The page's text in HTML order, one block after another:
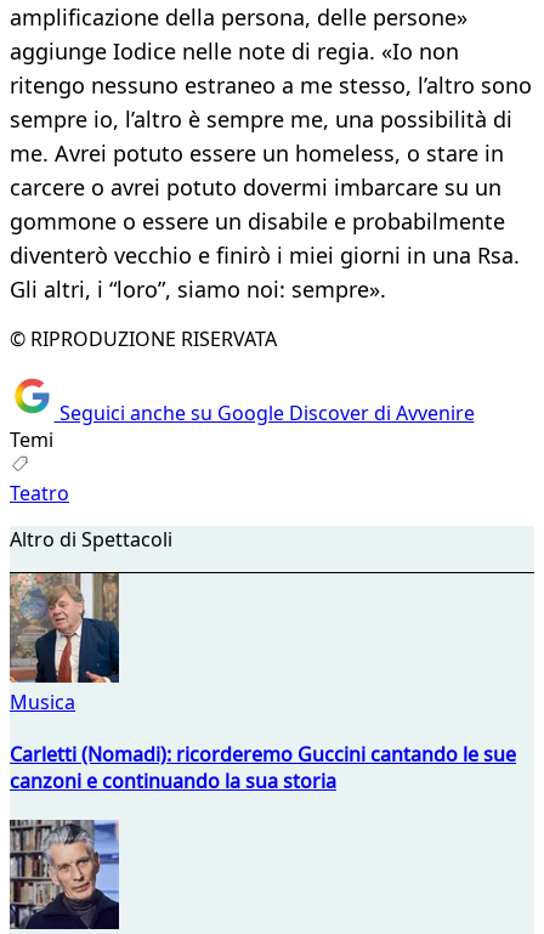
amplificazione della persona, delle persone»
aggiunge Iodice nelle note di regia. «Io non
ritengo nessuno estraneo a me stesso, l’altro sono
sempre io, l’altro è sempre me, una possibilità di
me. Avrei potuto essere un homeless, o stare in
carcere o avrei potuto dovermi imbarcare su un
gommone o essere un disabile e probabilmente
diventerò vecchio e finirò i miei giorni in una Rsa.
Gli altri, i “loro”, siamo noi: sempre».
© RIPRODUZIONE RISERVATA
Seguici anche su Google Discover di Avvenire
Temi
Teatro
Altro di Spettacoli
Musica
Carletti (Nomadi): ricorderemo Guccini cantando le sue
canzoni e continuando la sua storia